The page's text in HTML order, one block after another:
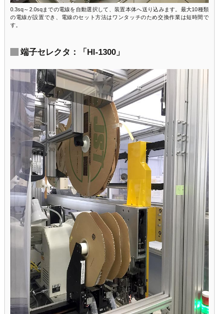
0.3sq～2.0sqまでの電線を自動選択して、装置本体へ送り込みます。最大10種類
の電線が設置でき、電線のセット方法はワンタッチのため交換作業は短時間で
す。
端子セレクタ：「HI-1300」